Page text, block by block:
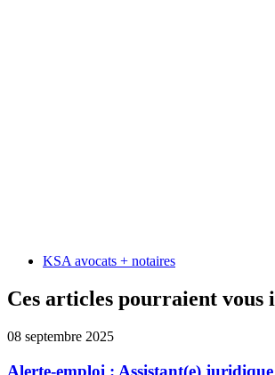
KSA avocats + notaires
Ces articles pourraient vous
08 septembre 2025
Alerte-emploi : Assistant(e) juridique